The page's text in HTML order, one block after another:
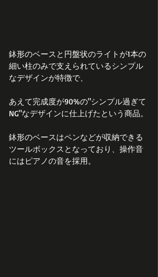
鉢形のベースと円盤状のライトが1本の
細い柱のみで支えられているシンプル
なデザインが特徴で、
あえて完成度が90%の"シンプル過ぎて
NG"なデザインに仕上げたという商品。
鉢形のベースはペンなどが収納できる
ツールボックスとなっており、操作音
にはピアノの音を採用。